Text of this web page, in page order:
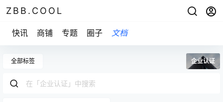
ZBB.COOL
快讯 商铺 专题 圈子 文档
全部标签 企业认证